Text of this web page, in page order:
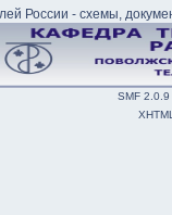
SMF 2.0.9